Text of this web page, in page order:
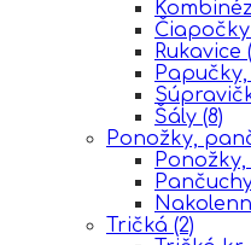
Čiapočky
Rukavice
Šály (8)
Ponožky,
Tričká (2)